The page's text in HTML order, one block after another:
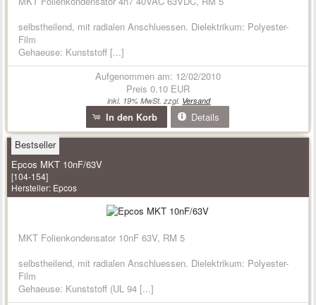
selbstheilend, mit radialen Anschluessen. Dielektrikum: Polyester-
Film
Gehaeuse: Kunststoff [...]
Aufgenommen am: 12/02/2010
Preis 0.10 EUR
inkl. 19% MwSt. zzgl. Versand
In den Korb Details
Bestseller
Epcos MKT 10nF/63V
[104-154]
Hersteller: Epcos
MKT Folienkondensator 10nF 63V, RM 5
selbstheilend, mit radialen Anschluessen. Dielektrikum: Polyester-
Film
Gehaeuse: Kunststoff (UL 94 [...]